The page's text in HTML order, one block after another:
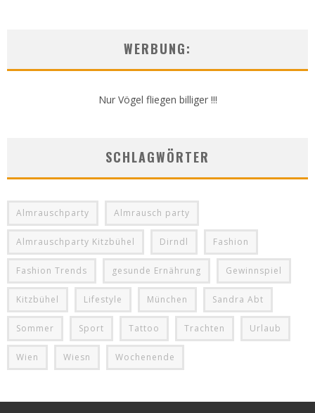
WERBUNG:
Nur Vögel fliegen billiger !!!
SCHLAGWÖRTER
Almrauschparty Almrausch party
Almrauschparty Kitzbühel Dirndl Fashion
Fashion Trends gesunde Ernährung Gewinnspiel
Kitzbühel Lifestyle München Sandra Abt
Sommer Sport Tattoo Trachten Urlaub
Wien Wiesn Wochenende